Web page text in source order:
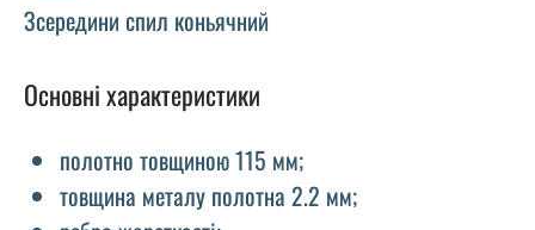
Зсередини спил коньячний
Основні характеристики
полотно товщиною 115 мм;
товщина металу полотна 2.2 мм;